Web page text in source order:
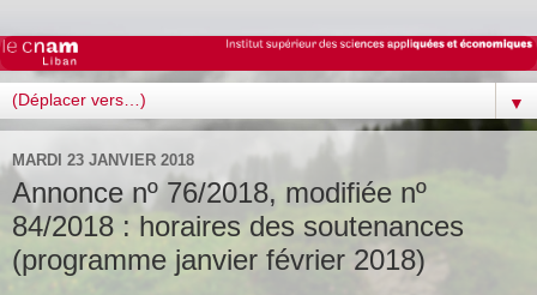
▼
MARDI 23 JANVIER 2018
Annonce nº 76/2018, modifiée nº
84/2018 : horaires des soutenances
(programme janvier février 2018)